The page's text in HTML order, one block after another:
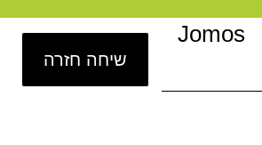
Jomos
שיחה חזרה